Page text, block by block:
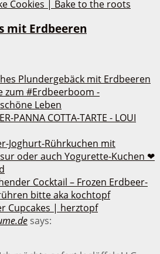
mit Erdbeeren
Plundergebäck mit Erdbeeren
zum #Erdbeerboom -
Leben
PANNA COTTA-TARTE - LOUI
Joghurt-Rührkuchen mit
oder auch Yogurette-Kuchen ❤
Cocktail – Frozen Erdbeer-
bitte aka kochtopf
Cupcakes | herztopf
says: